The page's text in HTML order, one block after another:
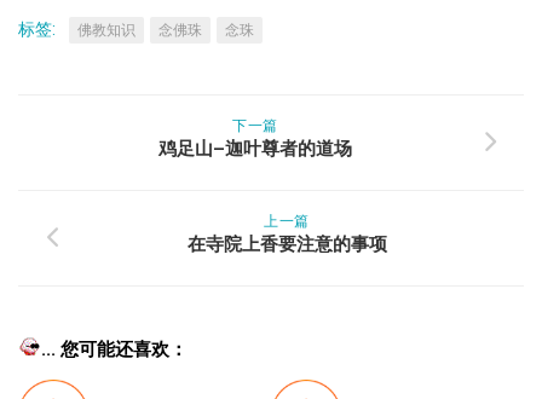
标签: 佛教知识 念佛珠 念珠
下一篇
鸡足山–迦叶尊者的道场
上一篇
在寺院上香要注意的事项
... 您可能还喜欢：